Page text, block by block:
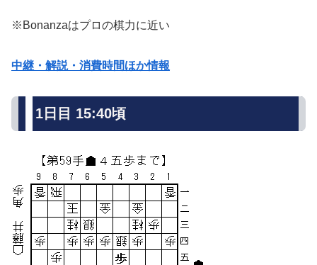
※Bonanzaはプロの棋力に近い
中継・解説・消費時間ほか情報
1日目 15:40頃